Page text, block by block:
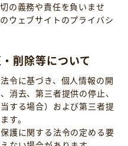
の義務や責任を負いませ
ウェブサイトのプライバシ
削除等について
令に基づき、個人情報の開
消去、第三者提供の停止、
する場合）および第三者提
す。
護に関する法令の定める要